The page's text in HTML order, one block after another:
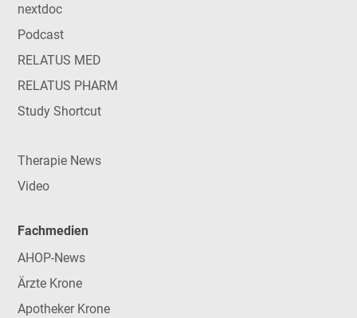
nextdoc
Podcast
RELATUS MED
RELATUS PHARM
Study Shortcut
Therapie News
Video
Fachmedien
AHOP-News
Ärzte Krone
Apotheker Krone